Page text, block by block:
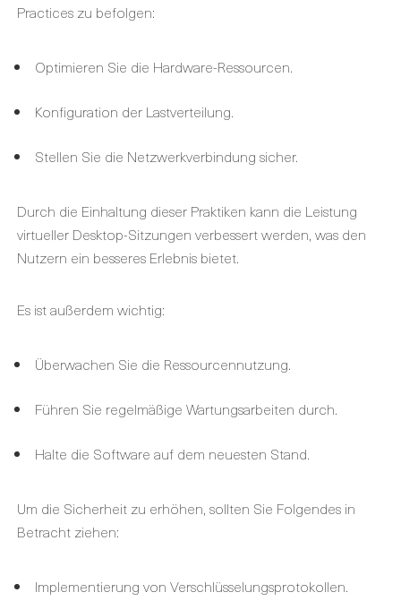
Practices zu befolgen:
Optimieren Sie die Hardware-Ressourcen.
Konfiguration der Lastverteilung.
Stellen Sie die Netzwerkverbindung sicher.
Durch die Einhaltung dieser Praktiken kann die Leistung
virtueller Desktop-Sitzungen verbessert werden, was den
Nutzern ein besseres Erlebnis bietet.
Es ist außerdem wichtig:
Überwachen Sie die Ressourcennutzung.
Führen Sie regelmäßige Wartungsarbeiten durch.
Halte die Software auf dem neuesten Stand.
Um die Sicherheit zu erhöhen, sollten Sie Folgendes in
Betracht ziehen:
Implementierung von Verschlüsselungsprotokollen.